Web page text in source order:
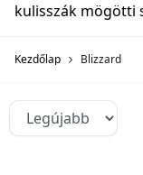
kulisszák mögötti
Kezdőlap Blizzard